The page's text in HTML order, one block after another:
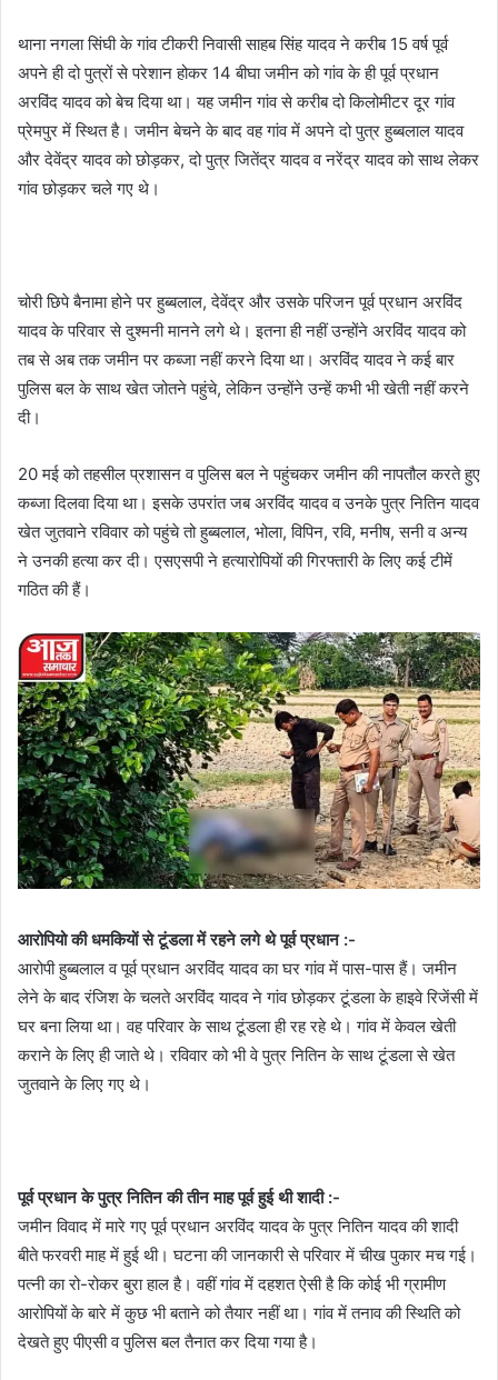
थाना नगला सिंघी के गांव टीकरी निवासी साहब सिंह यादव ने करीब 15 वर्ष पूर्व
अपने ही दो पुत्रों से परेशान होकर 14 बीघा जमीन को गांव के ही पूर्व प्रधान
अरविंद यादव को बेच दिया था। यह जमीन गांव से करीब दो किलोमीटर दूर गांव
प्रेमपुर में स्थित है। जमीन बेचने के बाद वह गांव में अपने दो पुत्र हुब्बलाल यादव
और देवेंद्र यादव को छोड़कर, दो पुत्र जितेंद्र यादव व नरेंद्र यादव को साथ लेकर
गांव छोड़कर चले गए थे।
चोरी छिपे बैनामा होने पर हुब्बलाल, देवेंद्र और उसके परिजन पूर्व प्रधान अरविंद
यादव के परिवार से दुश्मनी मानने लगे थे। इतना ही नहीं उन्होंने अरविंद यादव को
तब से अब तक जमीन पर कब्जा नहीं करने दिया था। अरविंद यादव ने कई बार
पुलिस बल के साथ खेत जोतने पहुंचे, लेकिन उन्होंने उन्हें कभी भी खेती नहीं करने
दी।
20 मई को तहसील प्रशासन व पुलिस बल ने पहुंचकर जमीन की नापतौल करते हुए
कब्जा दिलवा दिया था। इसके उपरांत जब अरविंद यादव व उनके पुत्र नितिन यादव
खेत जुतवाने रविवार को पहुंचे तो हुब्बलाल, भोला, विपिन, रवि, मनीष, सनी व अन्य
ने उनकी हत्या कर दी। एसएसपी ने हत्यारोपियों की गिरफ्तारी के लिए कई टीमें
गठित की हैं।
आरोपियो की धमकियों से टूंडला में रहने लगे थे पूर्व प्रधान :-
आरोपी हुब्बलाल व पूर्व प्रधान अरविंद यादव का घर गांव में पास-पास हैं। जमीन
लेने के बाद रंजिश के चलते अरविंद यादव ने गांव छोड़कर टूंडला के हाइवे रिजेंसी में
घर बना लिया था। वह परिवार के साथ टूंडला ही रह रहे थे। गांव में केवल खेती
कराने के लिए ही जाते थे। रविवार को भी वे पुत्र नितिन के साथ टूंडला से खेत
जुतवाने के लिए गए थे।
पूर्व प्रधान के पुत्र नितिन की तीन माह पूर्व हुई थी शादी :-
जमीन विवाद में मारे गए पूर्व प्रधान अरविंद यादव के पुत्र नितिन यादव की शादी
बीते फरवरी माह में हुई थी। घटना की जानकारी से परिवार में चीख पुकार मच गई।
पत्नी का रो-रोकर बुरा हाल है। वहीं गांव में दहशत ऐसी है कि कोई भी ग्रामीण
आरोपियों के बारे में कुछ भी बताने को तैयार नहीं था। गांव में तनाव की स्थिति को
देखते हुए पीएसी व पुलिस बल तैनात कर दिया गया है।